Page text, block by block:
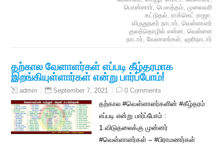
பொன்னார், பௌத்தம், முலைவரி
கட்டுதல், ராக்கெட் ராஜா,
விருதுநகர் நாடார், வெள்ளாளர்
குலத்தொழில் என்ன, வெள்ளை
நாடார், வேளாளர்கள், ஹரிநாடார்
தற்கால வேளாளர்கள் எப்படி கீழ்தரமாக
இறங்கியுள்ளார்கள் என்று பார்ப்போம்!
admin September 7, 2021 0 Comments
தற்கால #வெள்ளாளர்களின் #கீழ்தரம்
எப்படி என்று பார்ப்போம் :
1.விடுதலைக்கு முன்னர்
#வெள்ளாளர்கள் – #பிராமணர்கள்